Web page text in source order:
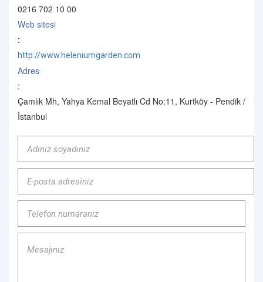
0216 702 10 00
Web sitesi
:
http://www.heleniumgarden.com
Adres
:
Çamlık Mh, Yahya Kemal Beyatlı Cd No:11, Kurtköy - Pendik /
İstanbul